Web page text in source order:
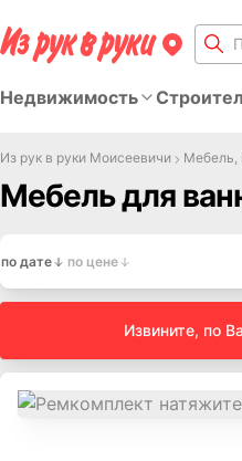
Недвижимость
Из рук в руки Моисеевичи Мебель,
Мебель для
по дате по цене
Извините, по